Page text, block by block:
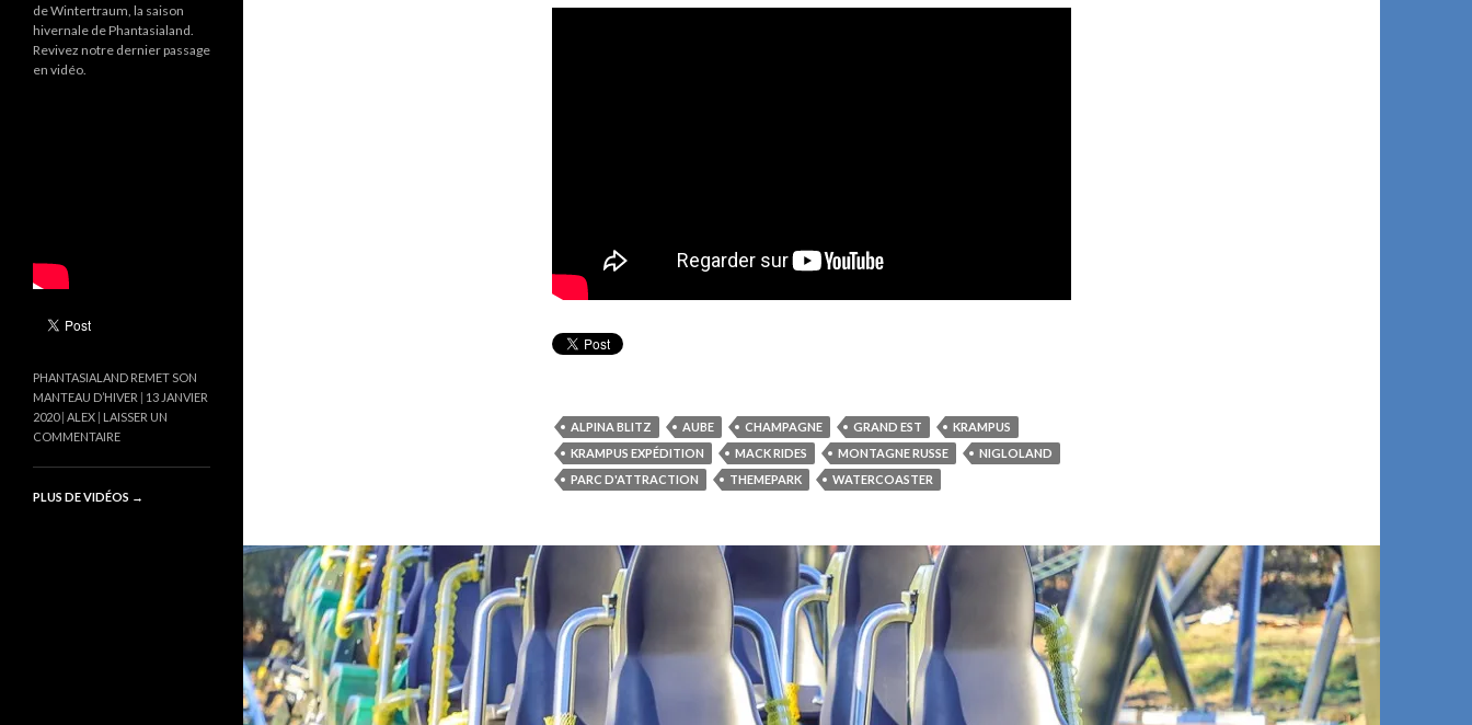
ALPINA BLITZ AUBE CHAMPAGNE GRAND EST
KRAMPUS
KRAMPUS EXPÉDITION
MACK RIDES MONTAGNE RUSSE
NIGLOLAND
PARC D'ATTRACTION
THEMEPARK WATERCOASTER
de Wintertraum, la saison
hivernale de Phantasialand.
Revivez notre dernier passage
en vidéo.
PHANTASIALAND REMET SON
MANTEAU D’HIVER
13 JANVIER
2020 ALEX
LAISSER UN
COMMENTAIRE
PLUS DE VIDÉOS →